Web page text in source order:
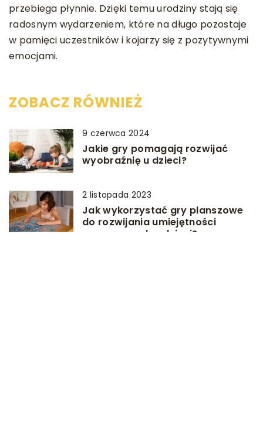
przebiega płynnie. Dzięki temu urodziny stają się
radosnym wydarzeniem, które na długo pozostaje
w pamięci uczestników i kojarzy się z pozytywnymi
emocjami.
ZOBACZ RÓWNIEŻ
9 czerwca 2024
Jakie gry pomagają rozwijać
wyobraźnię u dzieci?
2 listopada 2023
Jak wykorzystać gry planszowe
do rozwijania umiejętności
poznawczych u dzieci?